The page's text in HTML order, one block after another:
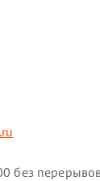
без